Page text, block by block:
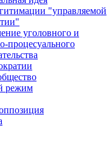
"управляемой
уголовного и
процесуального
режим